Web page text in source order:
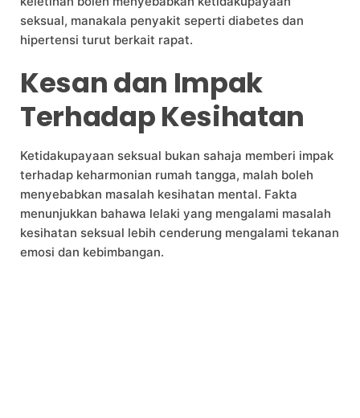
seksual, manakala penyakit seperti diabetes dan
hipertensi turut berkait rapat.
Kesan dan Impak
Terhadap Kesihatan
Ketidakupayaan seksual bukan sahaja memberi impak
terhadap keharmonian rumah tangga, malah boleh
menyebabkan masalah kesihatan mental. Fakta
menunjukkan bahawa lelaki yang mengalami masalah
kesihatan seksual lebih cenderung mengalami tekanan
emosi dan kebimbangan.